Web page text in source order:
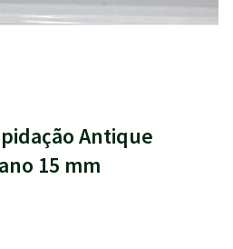
Antique
15 mm